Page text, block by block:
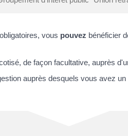
vous pouvez bénéficier
de façon facultative, auprès
auprès desquels vous avez